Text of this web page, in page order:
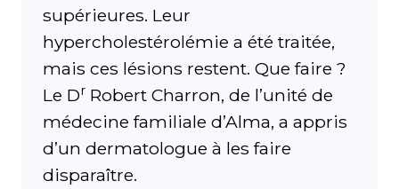
supérieures. Leur
hypercholestérolémie a été traitée,
mais ces lésions restent. Que faire ?
Le Dr Robert Charron, de l’unité de
médecine familiale d’Alma, a appris
d’un dermatologue à les faire
disparaître.